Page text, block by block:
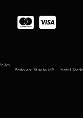
Fatto da: Studio MP – Hotel